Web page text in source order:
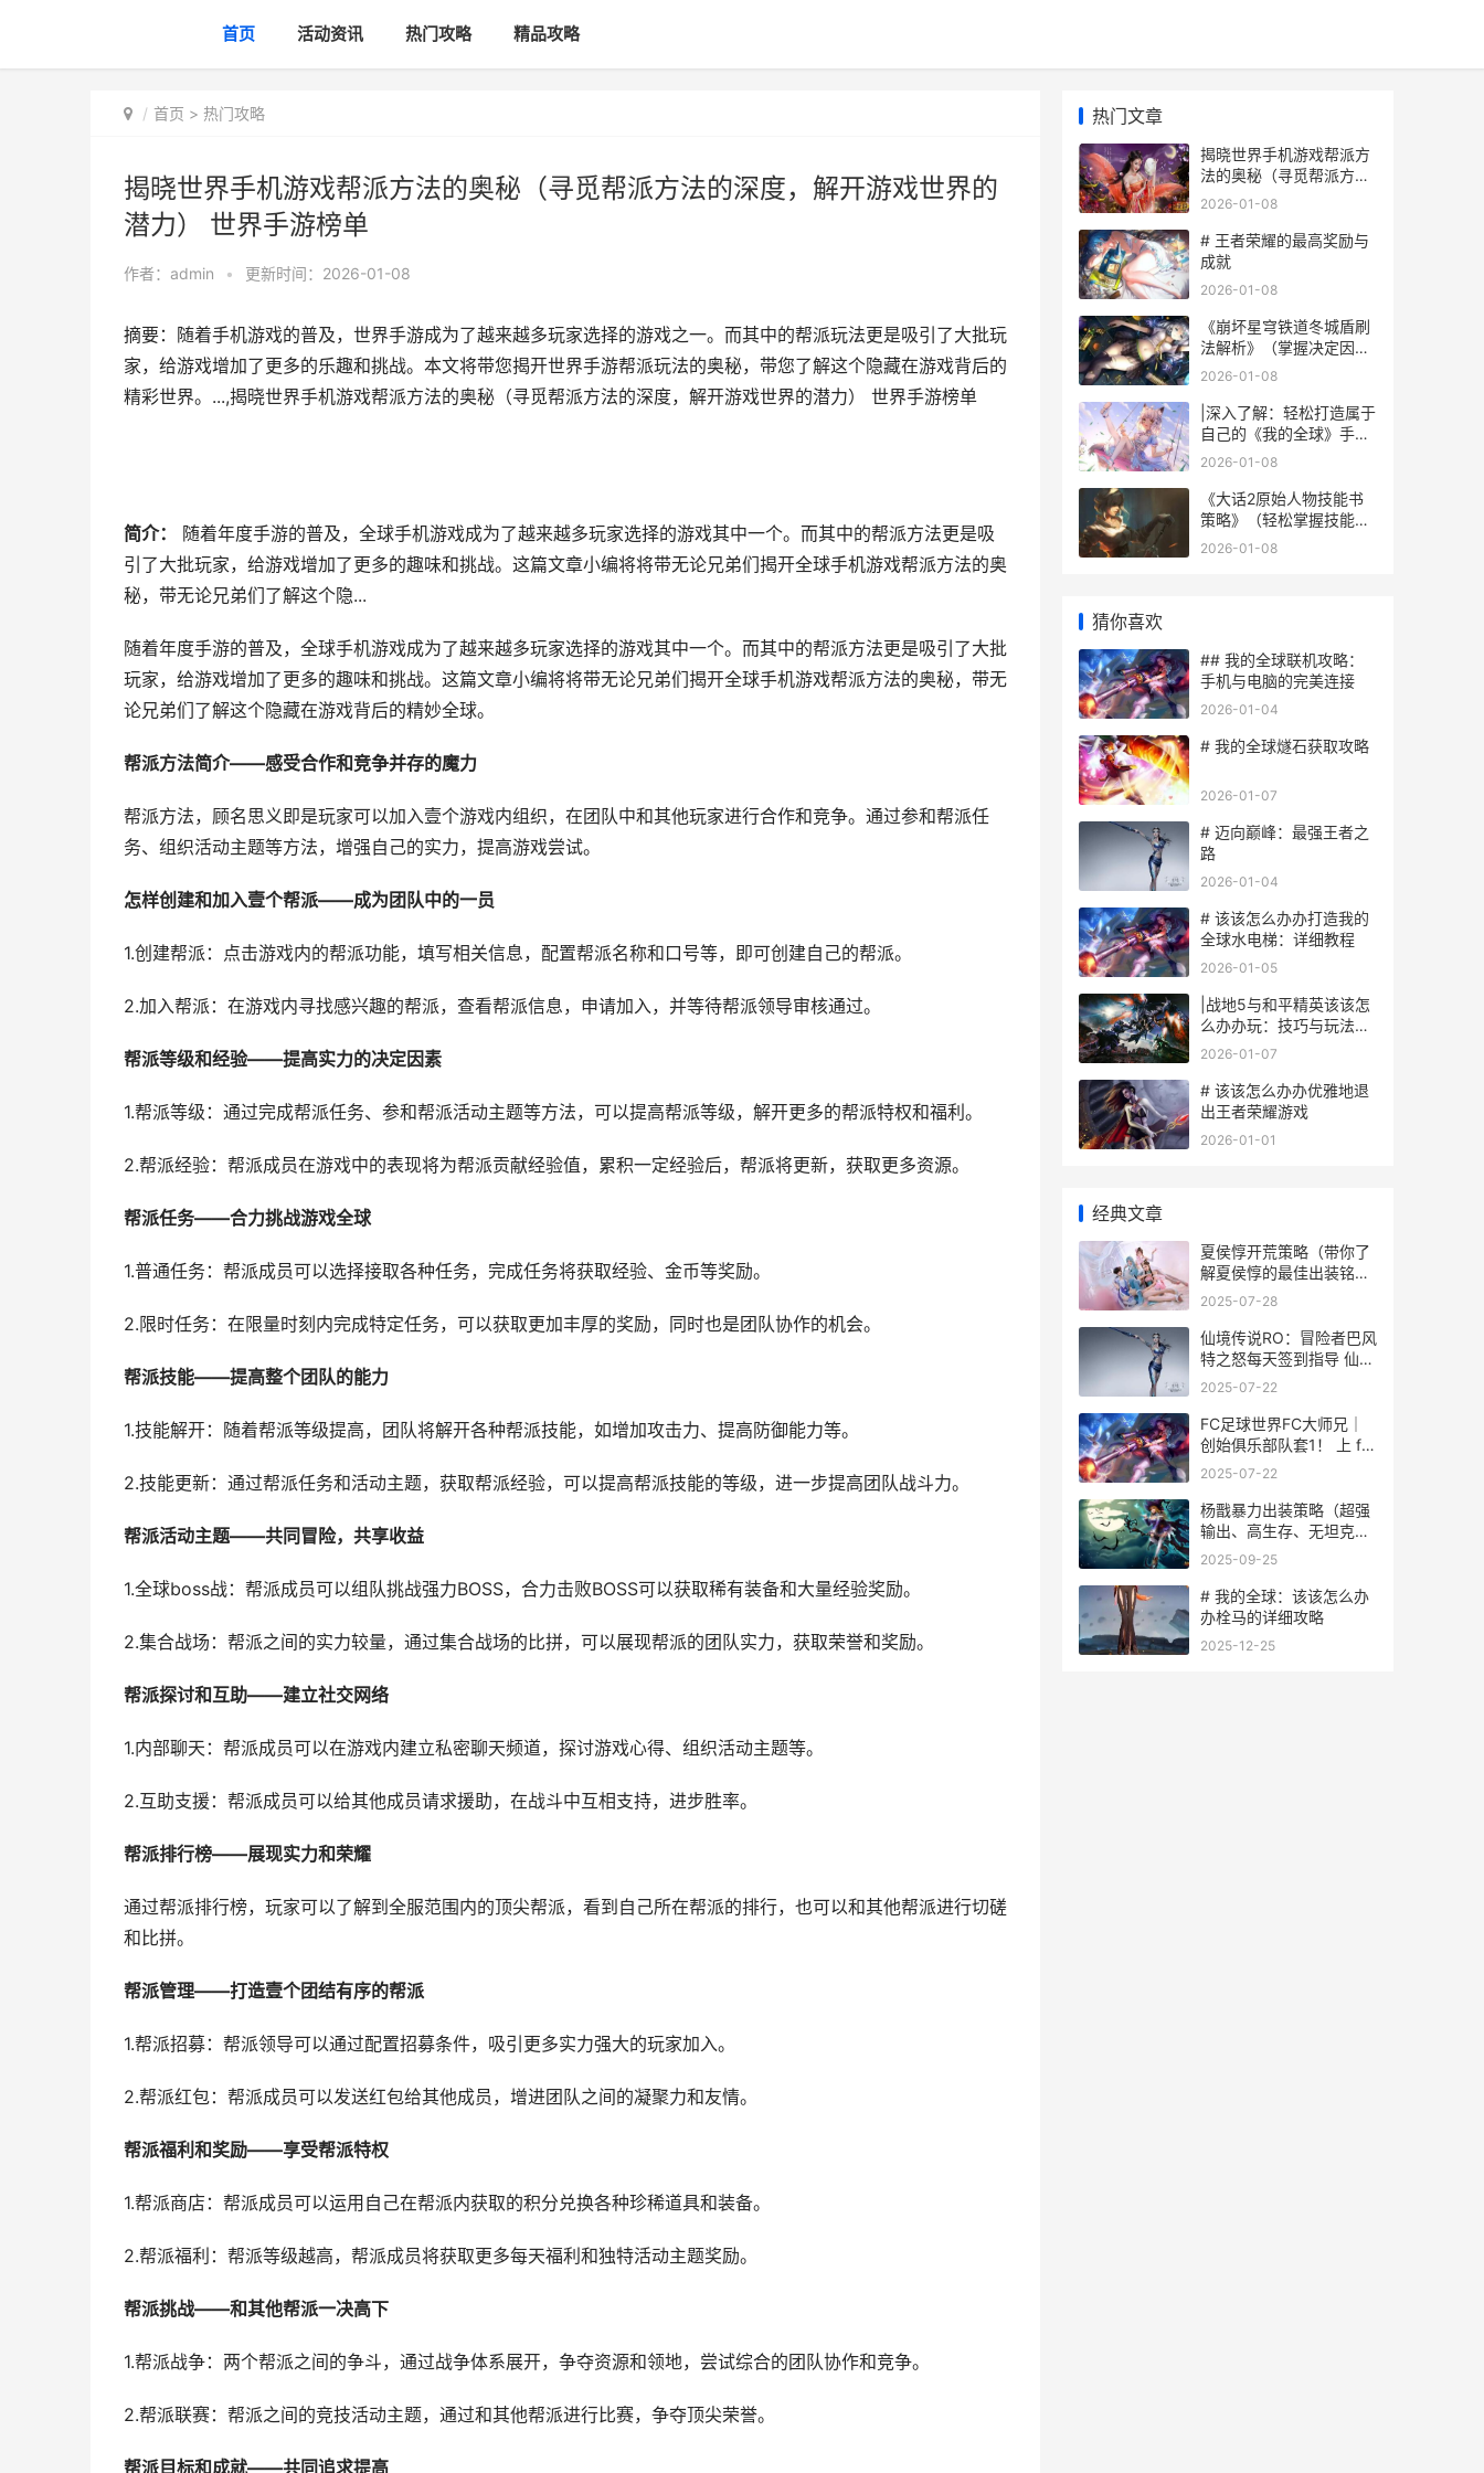
首页 活动资讯 热门攻略 精品攻略
首页 > 热门攻略
揭晓世界手机游戏帮派方法的奥秘（寻觅帮派方法的深度，解开游戏世界的
潜力） 世界手游榜单
作者： admin • 更新时间：2026-01-08
摘要：随着手机游戏的普及，世界手游成为了越来越多玩家选择的游戏之一。而其中的帮派玩法更是吸引了大批玩
家，给游戏增加了更多的乐趣和挑战。本文将带您揭开世界手游帮派玩法的奥秘，带您了解这个隐藏在游戏背后的
精彩世界。...,揭晓世界手机游戏帮派方法的奥秘（寻觅帮派方法的深度，解开游戏世界的潜力） 世界手游榜单
简介：
随着年度手游的普及，全球手机游戏成为了越来越多玩家选择的游戏其中一个。而其中的帮派方法更是吸
引了大批玩家，给游戏增加了更多的趣味和挑战。这篇文章小编将将带无论兄弟们揭开全球手机游戏帮派方法的奥
秘，带无论兄弟们了解这个隐...
随着年度手游的普及，全球手机游戏成为了越来越多玩家选择的游戏其中一个。而其中的帮派方法更是吸引了大批
玩家，给游戏增加了更多的趣味和挑战。这篇文章小编将将带无论兄弟们揭开全球手机游戏帮派方法的奥秘，带无
论兄弟们了解这个隐藏在游戏背后的精妙全球。
帮派方法简介——感受合作和竞争并存的魔力
帮派方法，顾名思义即是玩家可以加入壹个游戏内组织，在团队中和其他玩家进行合作和竞争。通过参和帮派任
务、组织活动主题等方法，增强自己的实力，提高游戏尝试。
怎样创建和加入壹个帮派——成为团队中的一员
1.创建帮派：点击游戏内的帮派功能，填写相关信息，配置帮派名称和口号等，即可创建自己的帮派。
2.加入帮派：在游戏内寻找感兴趣的帮派，查看帮派信息，申请加入，并等待帮派领导审核通过。
帮派等级和经验——提高实力的决定因素
1.帮派等级：通过完成帮派任务、参和帮派活动主题等方法，可以提高帮派等级，解开更多的帮派特权和福利。
2.帮派经验：帮派成员在游戏中的表现将为帮派贡献经验值，累积一定经验后，帮派将更新，获取更多资源。
帮派任务——合力挑战游戏全球
1.普通任务：帮派成员可以选择接取各种任务，完成任务将获取经验、金币等奖励。
2.限时任务：在限量时刻内完成特定任务，可以获取更加丰厚的奖励，同时也是团队协作的机会。
帮派技能——提高整个团队的能力
1.技能解开：随着帮派等级提高，团队将解开各种帮派技能，如增加攻击力、提高防御能力等。
2.技能更新：通过帮派任务和活动主题，获取帮派经验，可以提高帮派技能的等级，进一步提高团队战斗力。
帮派活动主题——共同冒险，共享收益
1.全球boss战：帮派成员可以组队挑战强力BOSS，合力击败BOSS可以获取稀有装备和大量经验奖励。
2.集合战场：帮派之间的实力较量，通过集合战场的比拼，可以展现帮派的团队实力，获取荣誉和奖励。
帮派探讨和互助——建立社交网络
1.内部聊天：帮派成员可以在游戏内建立私密聊天频道，探讨游戏心得、组织活动主题等。
2.互助支援：帮派成员可以给其他成员请求援助，在战斗中互相支持，进步胜率。
帮派排行榜——展现实力和荣耀
通过帮派排行榜，玩家可以了解到全服范围内的顶尖帮派，看到自己所在帮派的排行，也可以和其他帮派进行切磋
和比拼。
帮派管理——打造壹个团结有序的帮派
1.帮派招募：帮派领导可以通过配置招募条件，吸引更多实力强大的玩家加入。
2.帮派红包：帮派成员可以发送红包给其他成员，增进团队之间的凝聚力和友情。
帮派福利和奖励——享受帮派特权
1.帮派商店：帮派成员可以运用自己在帮派内获取的积分兑换各种珍稀道具和装备。
2.帮派福利：帮派等级越高，帮派成员将获取更多每天福利和独特活动主题奖励。
帮派挑战——和其他帮派一决高下
1.帮派战争：两个帮派之间的争斗，通过战争体系展开，争夺资源和领地，尝试综合的团队协作和竞争。
2.帮派联赛：帮派之间的竞技活动主题，通过和其他帮派进行比赛，争夺顶尖荣誉。
帮派目标和成就——共同追求提高
热门文章
揭晓世界手机游戏帮派方
法的奥秘（寻觅帮派方法
的深度，解开游戏世界的
2026-01-08
# 王者荣耀的最高奖励与
成就
2026-01-08
《崩坏星穹铁道冬城盾刷
法解析》（掌握决定因素
刷怪诀窍，快速提高战
下载
2026-01-08
|深入了解：轻松打造属于
自己的《我的全球》手机
版皮肤攻略|
2026-01-08
《大话2原始人物技能书
策略》（轻松掌握技能
书，成为大话2巅峰强
2026-01-08
猜你喜欢
## 我的全球联机攻略：
手机与电脑的完美连接
2026-01-04
# 我的全球燧石获取攻略
2026-01-07
# 迈向巅峰：最强王者之
路
2026-01-04
# 该该怎么办办打造我的
全球水电梯：详细教程
2026-01-05
|战地5与和平精英该该怎
么办办玩：技巧与玩法攻
略|
2026-01-07
# 该该怎么办办优雅地退
出王者荣耀游戏
2026-01-01
经典文章
夏侯惇开荒策略（带你了
解夏侯惇的最佳出装铭文
选择，成为荒野中的霸
书
2025-07-28
仙境传说RO：冒险者巴风
特之怒每天签到指导 仙境
传说RO:冒险者
2025-07-22
FC足球世界FC大师兄｜
创始俱乐部队套1！ 上 fc
足球世界杯
2025-07-22
杨戬暴力出装策略（超强
输出、高生存、无坦克能
挡！） 杨戬暴力出装策略
2025-09-25
# 我的全球：该该怎么办
办栓马的详细攻略
2025-12-25